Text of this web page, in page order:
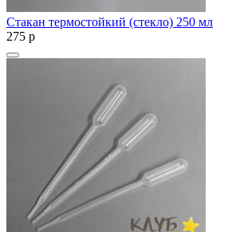
Стакан термостойкий (стекло) 250 мл
275 p